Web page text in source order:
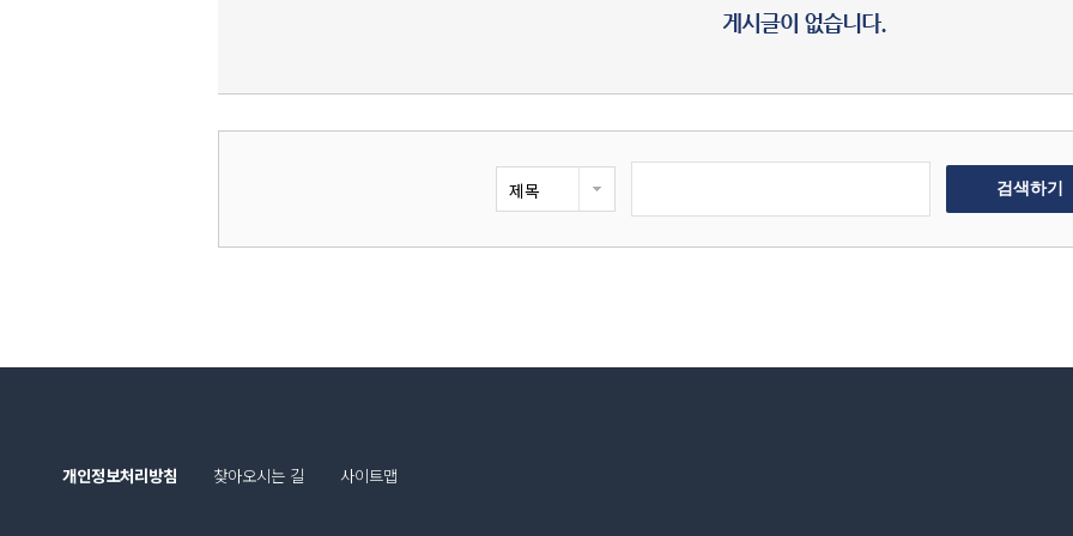
제목 검색하기
개인정보처리방침 찾아오시는 길 사이트맵